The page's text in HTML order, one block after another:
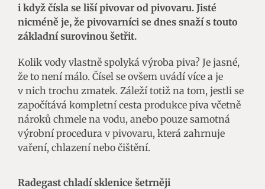
i když čísla se liší pivovar od pivovaru. Jisté
nicméně je, že pivovarníci se dnes snaží s touto
základní surovinou šetřit.
Kolik vody vlastně spolyká výroba piva? Je jasné,
že to není málo. Čísel se ovšem uvádí více a je
v nich trochu zmatek. Záleží totiž na tom, jestli se
započítává kompletní cesta produkce piva včetně
nároků chmele na vodu, anebo pouze samotná
výrobní procedura v pivovaru, která zahrnuje
vaření, chlazení nebo čištění.
Radegast chladí sklenice šetrněji